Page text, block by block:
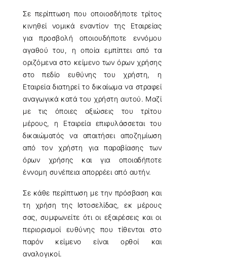
Σε περίπτωση που οποιοσδήποτε τρίτος
κινηθεί νομικά εναντίον της Εταιρείας
για προσβολή οποιουδήποτε εννόμου
αγαθού του, η οποία εμπίπτει από τα
οριζόμενα στο κείμενο των όρων χρήσης
στο πεδίο ευθύνης του χρήστη, η
Εταιρεία διατηρεί το δικαίωμα να στραφεί
αναγωγικά κατά του χρήστη αυτού. Μαζί
με τις όποιες αξιώσεις του τρίτου
μέρους, η Εταιρεία επιφυλάσσεται του
δικαιώματός να απαιτήσει αποζημίωση
από τον χρήστη για παραβίασης των
όρων χρήσης και για οποιαδήποτε
έννομη συνέπεια απορρέει από αυτήν.
Σε κάθε περίπτωση με την πρόσβαση και
τη χρήση της Ιστοσελίδας, εκ μέρους
σας, συμφωνείτε ότι οι εξαιρέσεις και οι
περιορισμοί ευθύνης που τίθενται στο
παρόν κείμενο είναι ορθοί και
αναλογικοί.